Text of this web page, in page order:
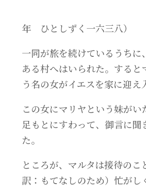
（二〇
年 ひとしずく一六三八）
一同が旅を続けているうちに
ある村へはいられた。すると
う名の女がイエスを家に迎え
この女にマリヤという妹がい
足もとにすわって、御言に聞
た。
ところが、マルタは接待のこ
訳：もてなしのため）忙がし